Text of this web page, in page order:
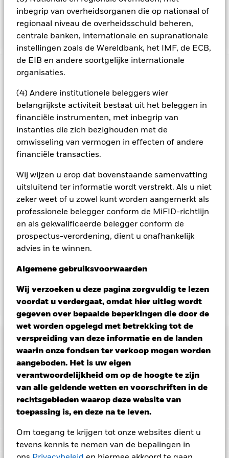
inbegrip van overheidsorganen die op nationaal of
regionaal niveau de overheidsschuld beheren,
centrale banken, internationale en supranationale
instellingen zoals de Wereldbank, het IMF, de ECB,
de EIB en andere soortgelijke internationale
organisaties.
(4) Andere institutionele beleggers wier
belangrijkste activiteit bestaat uit het beleggen in
financiële instrumenten, met inbegrip van
instanties die zich bezighouden met de
omwisseling van vermogen in effecten of andere
financiële transacties.
Wij wijzen u erop dat bovenstaande samenvatting
uitsluitend ter informatie wordt verstrekt. Als u niet
zeker weet of u zowel kunt worden aangemerkt als
professionele belegger conform de MiFID-richtlijn
en als gekwalificeerde belegger conform de
prospectus-verordening, dient u onafhankelijk
advies in te winnen.
Algemene gebruiksvoorwaarden
Wij verzoeken u deze pagina zorgvuldig te lezen
voordat u verdergaat, omdat hier uitleg wordt
gegeven over bepaalde beperkingen die door de
wet worden opgelegd met betrekking tot de
verspreiding van deze informatie en de landen
waarin onze fondsen ter verkoop mogen worden
aangeboden. Het is uw eigen
verantwoordelijkheid om op de hoogte te zijn
van alle geldende wetten en voorschriften in de
rechtsgebieden waarop deze website van
toepassing is, en deze na te leven.
Om toegang te krijgen tot onze websites dient u
tevens kennis te nemen van de bepalingen in
indirect zijn blootgesteld (via onder meer FDI's en andere
fondsen) aan emittenten waarvan de blootstelling niet
overeenstemt met de ESG-analyse van de BB.
BELANGRIJKE GEGEVENS: Kapitaalrisico.
zijn niet gegarandeerd. Beleggers verliezen mogelijk hun
oorspronkelijke inleg.
Alle aandelenklassen met valutahedging van dit fonds
gebruiken derivaten om valutarisico's af te dekken. Het
gebruik van derivaten voor een aandelenklasse kan een
potentieel besmettingsrisico (ook bekend als spill-over) voor
beheermaatschappij van het fonds waarborgt dat er
geschikte procedures worden gebruikt om het
besmettingsrisico voor andere aandelenklassen te
het fonds, kunt u een lijst van alle aandelenklassen in het
fonds bekijken – aandelenklassen met valutahedging worden
aangegeven door het woord 'Hedged' in de naam van de
aandelenklasse. Daarnaast is een volledige lijst van alle
verkrijgbaar bij de beheermaatschappij van het fonds.
Toon minder
Tactical Opportunities Fund
Risicometer
Performance
Grafiek
Volledige grafiek bekijken
Rendement
Aandelen en aandelengerelateerde effecten kunnen worden
beïnvloed door dagelijkse schommelingen op de
aandelenmarkten. Vastrentende effecten kunnen worden
en potentiële of werkelijke verlagingen van de kredietrating.
Vastrentende effecten met een rating lager dan
beleggingskwaliteit kunnen gevoeliger zijn voor deze
gebeurtenissen. ABS en MBS maken vaak gebruik van
Kerngegevens
per 06/aug/2026
Portefeuille kenmerken
Aantal posities
per 30/jun/2026
Posities